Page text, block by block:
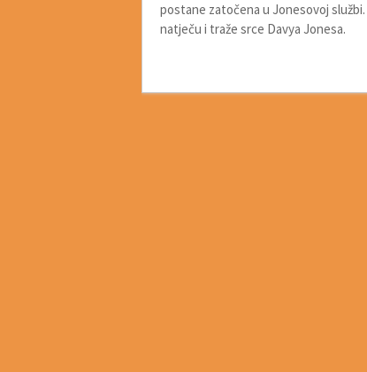
postane zatočena u Jonesovoj
natječu i traže srce Davya Jonesa.